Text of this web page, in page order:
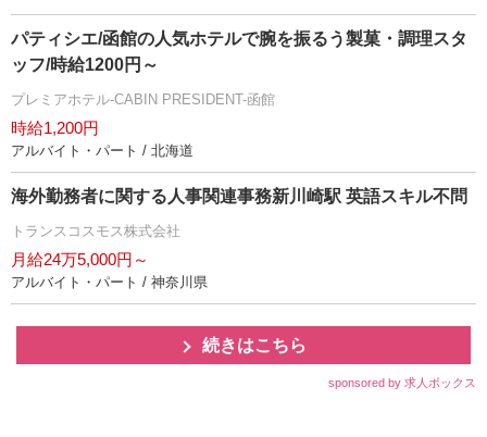
パティシエ/函館の人気ホテルで腕を振るう製菓・調理スタ
ッフ/時給1200円～
プレミアホテル-CABIN PRESIDENT-函館
時給1,200円
アルバイト・パート / 北海道
海外勤務者に関する人事関連事務新川崎駅 英語スキル不問
トランスコスモス株式会社
月給24万5,000円～
アルバイト・パート / 神奈川県
続きはこちら
sponsored by 求人ボックス